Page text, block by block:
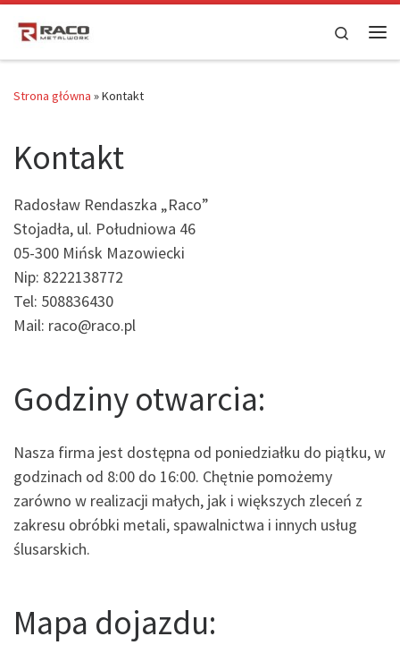
Skip to content
Search
Strona główna »Kontakt
Kontakt
Radosław Rendaszka „Raco”
Stojadła, ul. Południowa 46
05-300 Mińsk Mazowiecki
Nip: 8222138772
Tel: 508836430
Mail: raco@raco.pl
Godziny otwarcia:
Nasza firma jest dostępna od poniedziałku do piątku, w
godzinach od 8:00 do 16:00. Chętnie pomożemy
zarówno w realizacji małych, jak i większych zleceń z
zakresu obróbki metali, spawalnictwa i innych usług
ślusarskich.
Mapa dojazdu: